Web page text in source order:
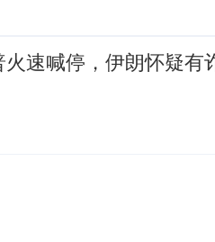
速喊停，伊朗怀疑有